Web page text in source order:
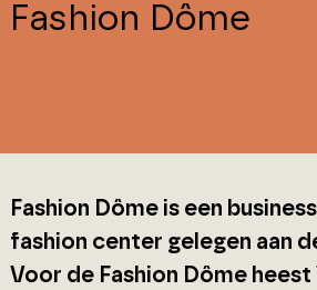
Fashion Dôme
Fashion Dôme is een
fashion center gelegen aan
Voor de Fashion Dôme heest